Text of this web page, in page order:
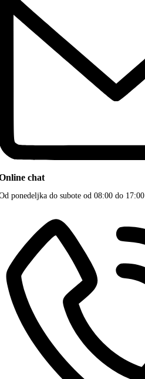
chat
ponedeljka do subote od 08:00 do 17:00